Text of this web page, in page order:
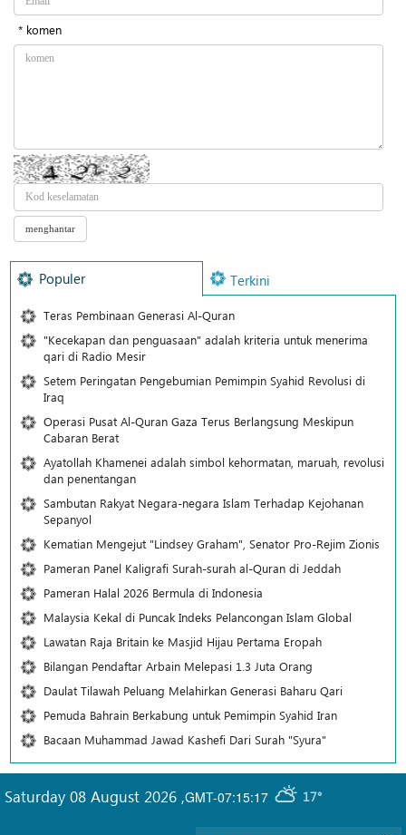
* komen
Populer Terkini
Teras Pembinaan Generasi Al-Quran
"Kecekapan dan penguasaan" adalah kriteria untuk menerima
qari di Radio Mesir
Setem Peringatan Pengebumian Pemimpin Syahid Revolusi di
Iraq
Operasi Pusat Al-Quran Gaza Terus Berlangsung Meskipun
Cabaran Berat
Ayatollah Khamenei adalah simbol kehormatan, maruah, revolusi
dan penentangan
Sambutan Rakyat Negara-negara Islam Terhadap Kejohanan
Sepanyol
Kematian Mengejut "Lindsey Graham", Senator Pro-Rejim Zionis
Pameran Panel Kaligrafi Surah-surah al-Quran di Jeddah
Pameran Halal 2026 Bermula di Indonesia
Malaysia Kekal di Puncak Indeks Pelancongan Islam Global
Lawatan Raja Britain ke Masjid Hijau Pertama Eropah
Bilangan Pendaftar Arbain Melepasi 1.3 Juta Orang
Daulat Tilawah Peluang Melahirkan Generasi Baharu Qari
Pemuda Bahrain Berkabung untuk Pemimpin Syahid Iran
Bacaan Muhammad Jawad Kashefi Dari Surah "Syura"
GMT-07:15:17 17°
Saturday 08 August 2026 ,